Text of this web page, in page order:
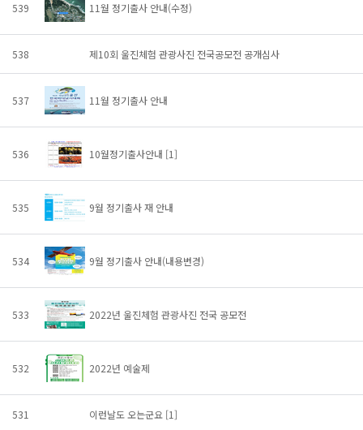
539 11월 정기출사 안내(수정)
538 제10회 울진체험 관광사진 전국공모전 공개심사
537 11월 정기출사 안내
536 10월정기출사안내 [1]
535 9월 정기출사 재 안내
534 9월 정기출사 안내(내용변경)
533 2022년 울진체험 관광사진 전국 공모전
532 2022년 예술제
531 이런날도 오는군요 [1]